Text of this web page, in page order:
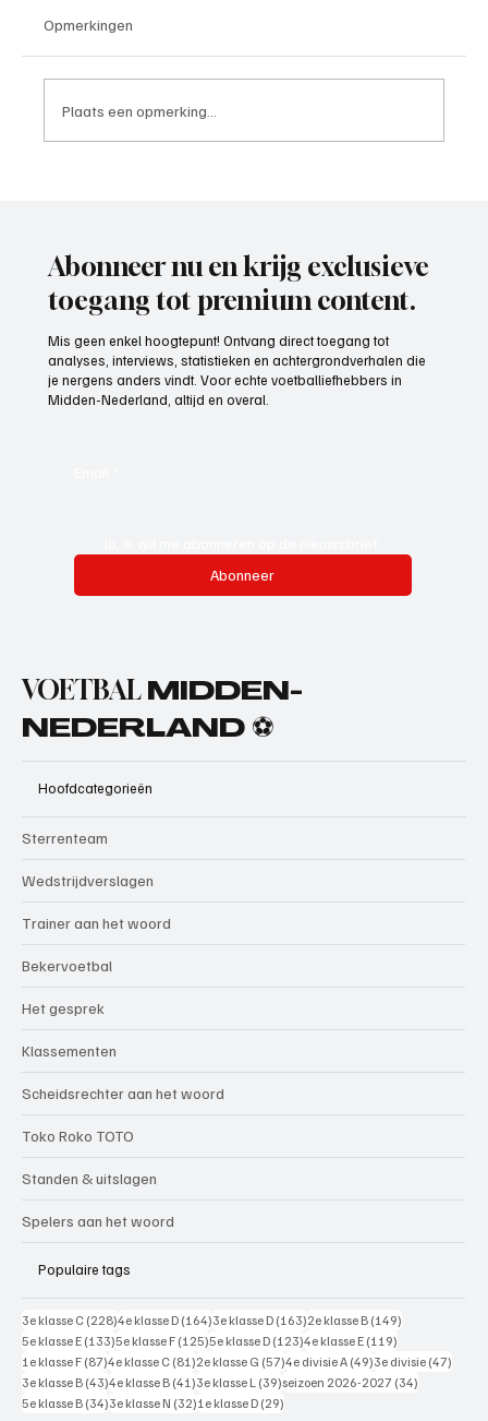
Ook reclame maken?
Opmerkingen
Plaats een opmerking...
Abonneer nu en krijg exclusieve
toegang tot premium content.
Mis geen enkel hoogtepunt! Ontvang direct toegang tot
analyses, interviews, statistieken en achtergrondverhalen die
je nergens anders vindt. Voor echte voetballiefhebbers in
Midden-Nederland, altijd en overal.
Abonneer
VOETBAL MIDDEN-
NEDERLAND ⚽
Hoofdcategorieën
Sterrenteam
Wedstrijdverslagen
Trainer aan het woord
Bekervoetbal
Het gesprek
Klassementen
Scheidsrechter aan het woord
Toko Roko TOTO
Standen & uitslagen
Spelers aan het woord
Populaire tags
3e klasse C (228)228 posts
4e klasse D (164)164 posts
3e klasse D (163)163 posts
2e klasse B (149)
5e klasse E (133)133 posts
5e klasse F (125)125 posts
5e klasse D (123)123 posts
4e klasse E (119)
1e klasse F (87)87 posts
4e klasse C (81)81 posts
2e klasse G (57)57 posts
4e divisie A (49)49 posts
3e divisie (47)
3e klasse B (43)43 posts
4e klasse B (41)41 posts
3e klasse L (39)39 posts
seizoen 2026-2027 (34)
5e klasse B (34)34 posts
3e klasse N (32)32 posts
1e klasse D (29)